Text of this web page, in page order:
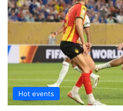
Hot events